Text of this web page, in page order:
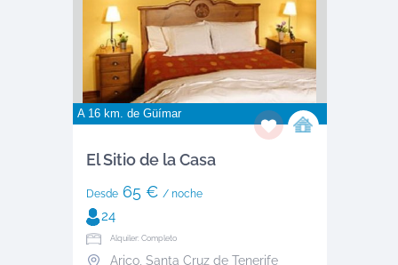
A 16 km. de Güímar
El Sitio de la Casa
Desde65 € / noche
24
Alquiler: Completo
Arico, Santa Cruz de Tenerife